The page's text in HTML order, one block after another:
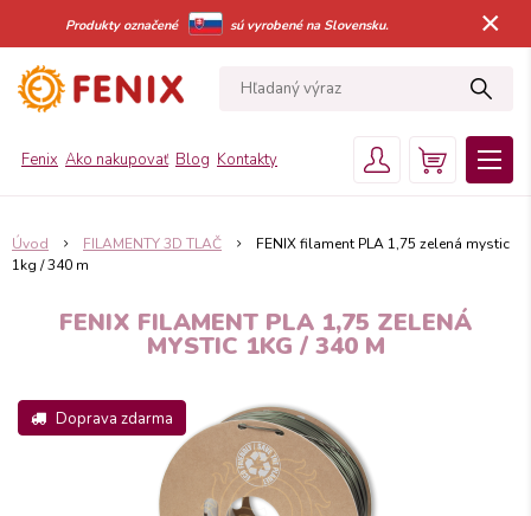
Produkty označené sú vyrobené na Slovensku. ×
Fenix Ako nakupovať Blog Kontakty
Úvod FILAMENTY 3D TLAČ
FENIX filament PLA 1,75 zelená mystic
1kg / 340 m
FENIX FILAMENT PLA 1,75 ZELENÁ
MYSTIC 1KG / 340 M
Doprava zdarma